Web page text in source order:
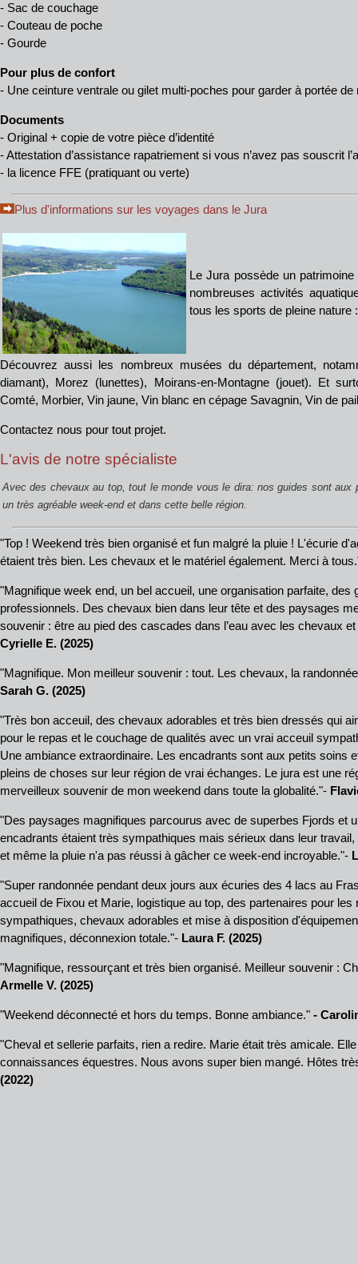
- Sac de couchage
- Couteau de poche
- Gourde
Pour plus de confort
- Une ceinture ventrale ou gilet multi-poches pour garder à portée
Documents
- Original + copie de votre pièce d’identité
- Attestation d’assistance rapatriement si vous n’avez pas souscrit
- la licence FFE (pratiquant ou verte)
Plus d'informations sur les voyages dans le Jura
Le Jura possède un
nombreuses activités
tous les sports de pleine nature
Découvrez aussi les nombreux musées du département,
diamant), Morez (lunettes), Moirans-en-Montagne (jouet). Et
Comté, Morbier, Vin jaune, Vin blanc en cépage Savagnin, Vin de
Contactez nous pour tout projet.
L'avis de notre spécialiste
Avec des chevaux au top, tout le monde vous le dira: nos guides sont aux
un très agréable week-end et dans cette belle région.
"Top ! Weekend très bien organisé et fun malgré la pluie ! L'écurie
étaient très bien. Les chevaux et le matériel également. Merci à
"Magnifique week end, un bel accueil, une organisation parfaite, des
professionnels. Des chevaux bien dans leur tête et des paysages
souvenir : être au pied des cascades dans l’eau avec les chevaux
Cyrielle E. (2025)
"Magnifique. Mon meilleur souvenir : tout. Les chevaux, la
Sarah G. (2025)
"Très bon acceuil, des chevaux adorables et très bien dressés qui
pour le repas et le couchage de qualités avec un vrai acceuil
Une ambiance extraordinaire. Les encadrants sont aux petits soins
pleins de choses sur leur région de vrai échanges. Le jura est une
merveilleux souvenir de mon weekend dans toute la globalité."-
"Des paysages magnifiques parcourus avec de superbes Fjords et
encadrants étaient très sympathiques mais sérieux dans leur
et même la pluie n'a pas réussi à gâcher ce week-end incroyable."-
"Super randonnée pendant deux jours aux écuries des 4 lacs au
accueil de Fixou et Marie, logistique au top, des partenaires pour
sympathiques, chevaux adorables et mise à disposition
magnifiques, déconnexion totale."- Laura F. (2025)
"Magnifique, ressourçant et très bien organisé. Meilleur souvenir :
Armelle V. (2025)
"Weekend déconnecté et hors du temps. Bonne ambiance." -
"Cheval et sellerie parfaits, rien a redire. Marie était très amicale.
connaissances équestres. Nous avons super bien mangé. Hôtes
(2022)